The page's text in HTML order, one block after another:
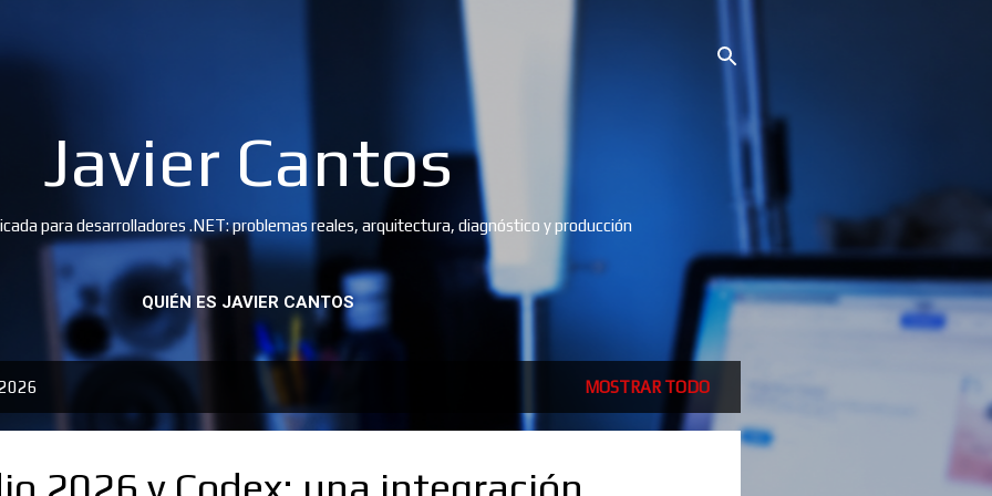
Javier Cantos
para desarrolladores .NET: problemas reales, arquitectura, diagnóstico y producción
QUIÉN ES JAVIER CANTOS
MOSTRAR TODO